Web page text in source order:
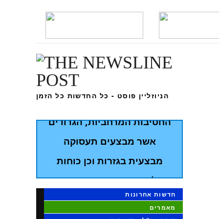
הניוזליין פוסט - כל החדשות כל הזמן
בתרגיל, אשר התקיים בהובלת
פיקוד הצפון, תורגלו עוצבת
"הגליל" ועוצבת "הבשן",
החטיבות המרחביות, הגדודים
אשר מבצעים תעסוקה
מבצעית בגזרות וכן כוחות
לוחמים סדירים נוספים
בוחן הרמטכ"ל השלישי
במתכונת פתע באגף התקשוב
חדשות אחרונות
מאמרים